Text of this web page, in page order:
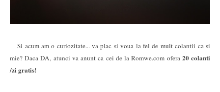
Si acum am o curiozitate... va plac si voua la fel de mult colantii ca si
mie? Daca DA, atunci va anunt ca cei de la Romwe.com ofera 20 colanti
/zi gratis!